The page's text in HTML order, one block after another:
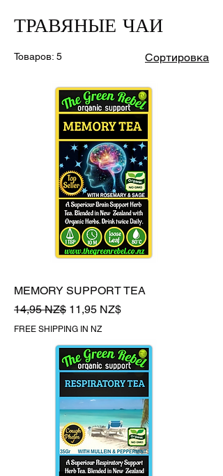
ТРАВЯНЫЕ ЧАИ
Товаров: 5 Сортировка
MEMORY SUPPORT TEA
Обычная цена
14,95 NZ$ Цена со скидкой
11,95 NZ$
FREE SHIPPING IN NZ